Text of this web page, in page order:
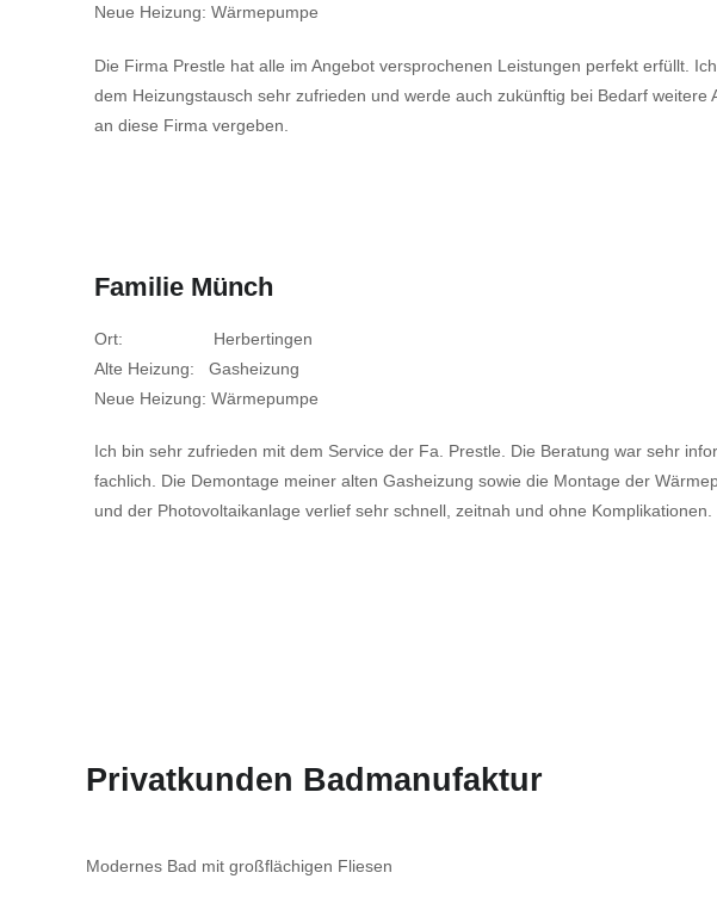
Neue Heizung: Wärmepumpe
Die Firma Prestle hat alle im Angebot versprochenen Leistungen perfekt erfüllt.
dem Heizungstausch sehr zufrieden und werde auch zukünftig bei Bedarf weitere
an diese Firma vergeben.
Familie Münch
Ort: Herbertingen
Alte Heizung: Gasheizung
Neue Heizung: Wärmepumpe
Ich bin sehr zufrieden mit dem Service der Fa. Prestle. Die Beratung war sehr
fachlich. Die Demontage meiner alten Gasheizung sowie die Montage der
und der Photovoltaikanlage verlief sehr schnell, zeitnah und ohne Komplikationen.
Privatkunden Badmanufaktur
Modernes Bad mit großflächigen Fliesen